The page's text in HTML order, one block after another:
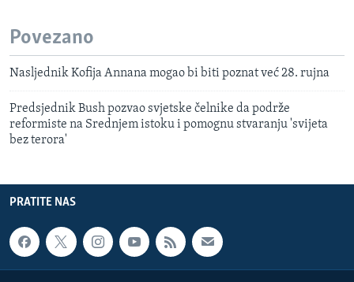
Povezano
Nasljednik Kofija Annana mogao bi biti poznat već 28. rujna
Predsjednik Bush pozvao svjetske čelnike da podrže
reformiste na Srednjem istoku i pomognu stvaranju 'svijeta
bez terora'
PRATITE NAS